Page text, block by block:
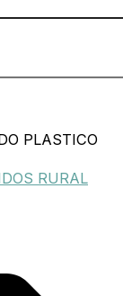
PLASTICO
RURAL